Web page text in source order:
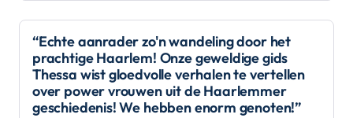
“Echte aanrader zo'n wandeling door het
prachtige Haarlem! Onze geweldige gids
Thessa wist gloedvolle verhalen te vertellen
over power vrouwen uit de Haarlemmer
geschiedenis! We hebben enorm genoten!”